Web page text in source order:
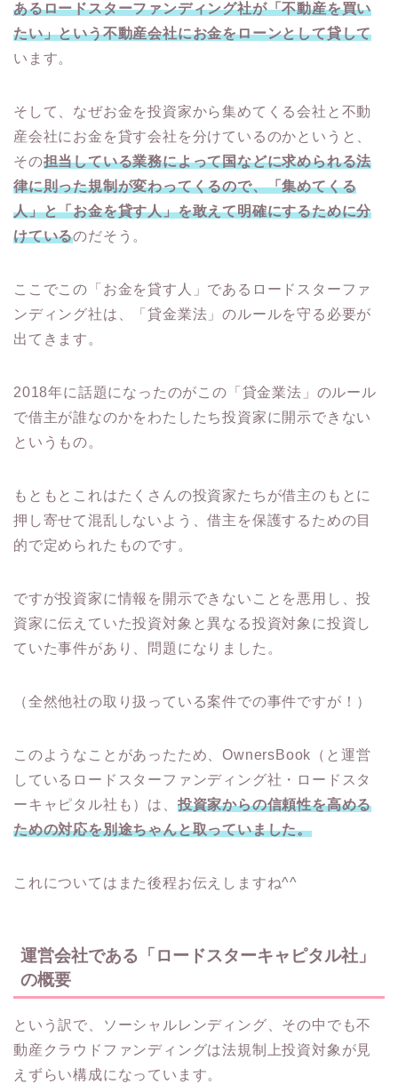
あるロードスターファンディング社が「不動産を買い
たい」という不動産会社にお金をローンとして貸して
います。
そして、なぜお金を投資家から集めてくる会社と不動
産会社にお金を貸す会社を分けているのかというと、
その担当している業務によって国などに求められる法
律に則った規制が変わってくるので、「集めてくる
人」と「お金を貸す人」を敢えて明確にするために分
けているのだそう。
ここでこの「お金を貸す人」であるロードスターファ
ンディング社は、「貸金業法」のルールを守る必要が
出てきます。
2018年に話題になったのがこの「貸金業法」のルール
で借主が誰なのかをわたしたち投資家に開示できない
というもの。
もともとこれはたくさんの投資家たちが借主のもとに
押し寄せて混乱しないよう、借主を保護するための目
的で定められたものです。
ですが投資家に情報を開示できないことを悪用し、投
資家に伝えていた投資対象と異なる投資対象に投資し
ていた事件があり、問題になりました。
（全然他社の取り扱っている案件での事件ですが！）
このようなことがあったため、OwnersBook（と運営
しているロードスターファンディング社・ロードスタ
ーキャピタル社も）は、 投資家からの信頼性を高める
ための対応を別途ちゃんと取っていました。
これについてはまた後程お伝えしますね^^
運営会社である「ロードスターキャピタル社」
の概要
という訳で、ソーシャルレンディング、その中でも不
動産クラウドファンディングは法規制上投資対象が見
えずらい構成になっています。